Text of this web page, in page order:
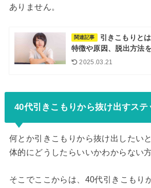
ありません。
関連記事
引きこもりと
特徴や原因、脱出方法
2025.03.21
40代引きこもりから抜け出すステ
何とか引きこもりから抜け出したい
体的にどうしたらいいかわからない
そこでここからは、40代引きこもり